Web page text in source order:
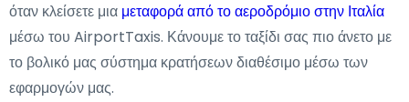
όταν κλείσετε μια μεταφορά από το αεροδρόμιο στην Ιταλία
μέσω του AirportTaxis. Κάνουμε το ταξίδι σας πιο άνετο με
το βολικό μας σύστημα κρατήσεων διαθέσιμο μέσω των
εφαρμογών μας.